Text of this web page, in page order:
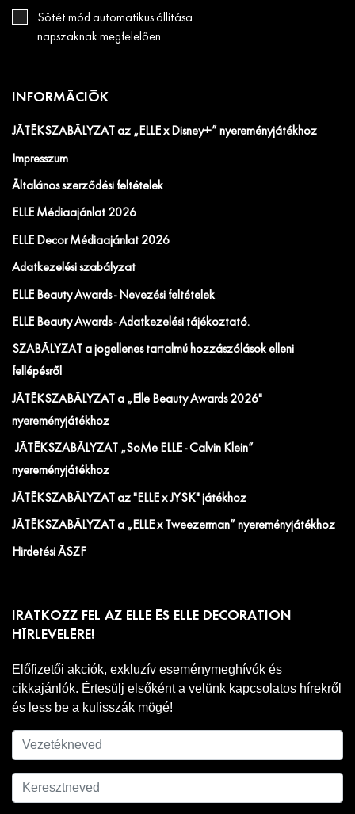
Sötét mód automatikus állítása
napszaknak megfelelően
INFORMÁCIÓK
JÁTÉKSZABÁLYZAT az „ELLE x Disney+” nyereményjátékhoz
Impresszum
Általános szerződési feltételek
ELLE Médiaajánlat 2026
ELLE Decor Médiaajánlat 2026
Adatkezelési szabályzat
ELLE Beauty Awards - Nevezési feltételek
ELLE Beauty Awards - Adatkezelési tájékoztató.
SZABÁLYZAT a jogellenes tartalmú hozzászólások elleni
fellépésről
JÁTÉKSZABÁLYZAT a „Elle Beauty Awards 2026"
nyereményjátékhoz
JÁTÉKSZABÁLYZAT „SoMe ELLE - Calvin Klein”
nyereményjátékhoz
JÁTÉKSZABÁLYZAT az "ELLE x JYSK" játékhoz
JÁTÉKSZABÁLYZAT a „ELLE x Tweezerman” nyereményjátékhoz
Hirdetési ÁSZF
IRATKOZZ FEL AZ ELLE ÉS ELLE DECORATION
HÍRLEVELÉRE!
Előfizetői akciók, exkluzív eseménymeghívók és
cikkajánlók. Értesülj elsőként a velünk kapcsolatos hírekről
és less be a kulisszák mögé!